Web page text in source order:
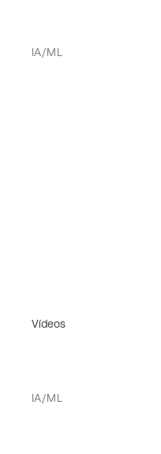
IA/ML
Vídeos
IA/ML